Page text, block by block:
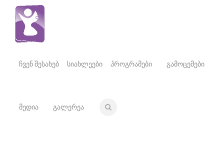
ჩვენ შესახებ სიახლეები პროგრამები გამოცემები
მედია გალერეა